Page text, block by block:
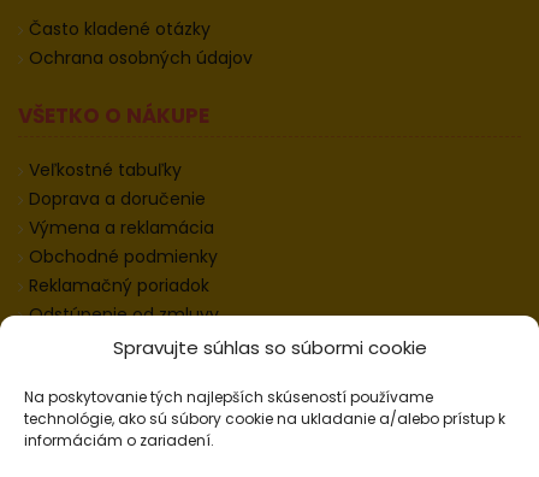
Spravujte súhlas so súbormi cookie
Na poskytovanie tých najlepších skúseností používame
technológie, ako sú súbory cookie na ukladanie a/alebo prístup k
informáciám o zariadení.
Často kladené otázky
Ochrana osobných údajov
VŠETKO O NÁKUPE
Veľkostné tabuľky
Doprava a doručenie
Výmena a reklamácia
Obchodné podmienky
Reklamačný poriadok
Odstúpenie od zmluvy
Informácie k odstúpeniu
Nastavenie cookies